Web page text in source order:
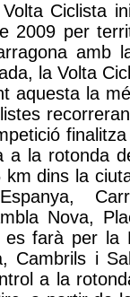
Ciclista
2009 per
amb
la Volta
aquesta la
a la rotonda
dins la
Nova,
farà per la
Cambrils i
a la